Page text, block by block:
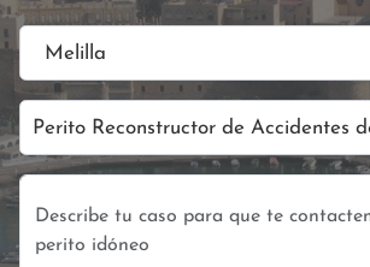
Melilla
Perito Reconstructor de Accidentes